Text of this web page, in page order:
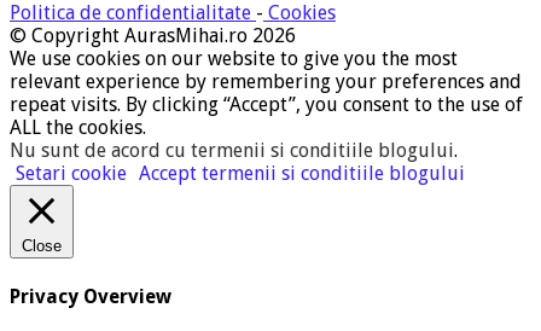
Politica de confidentialitate - Cookies
© Copyright AurasMihai.ro 2026
We use cookies on our website to give you the most
relevant experience by remembering your preferences and
repeat visits. By clicking “Accept”, you consent to the use of
ALL the cookies.
Nu sunt de acord cu termenii si conditiile blogului.
Setari cookie Accept termenii si conditiile blogului
Close
Privacy Overview